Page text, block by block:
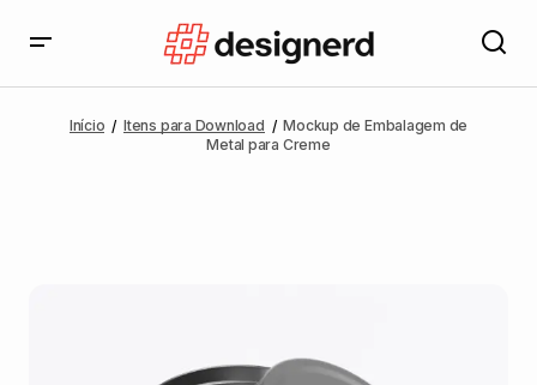
Início Itens para Download
Mockup de Embalagem de
Metal para Creme